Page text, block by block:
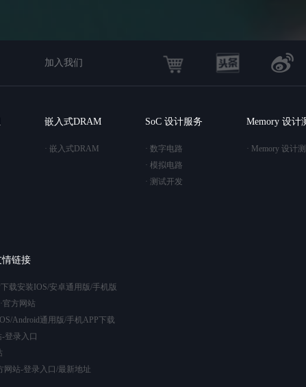
加入我们
嵌入式DRAM
· 嵌入式DRAM
SoC 设计服务
· 数字电路
· 模拟电路
· 测试开发
Memory 设计
· Memory 设计
情链接
载安装IOS/安卓通用版/手机版
官方网站
Android通用版/手机APP下载
-登录入口
网站-登录入口/最新地址